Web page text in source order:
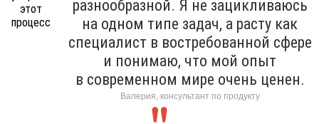
разнообразной. Я не зацикливаюсь
на одном типе задач, а расту как
специалист в востребованной сфере
и понимаю, что мой опыт
в современном мире очень ценен.
Валерия, консультант по продукту